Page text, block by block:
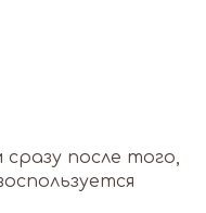
после того,